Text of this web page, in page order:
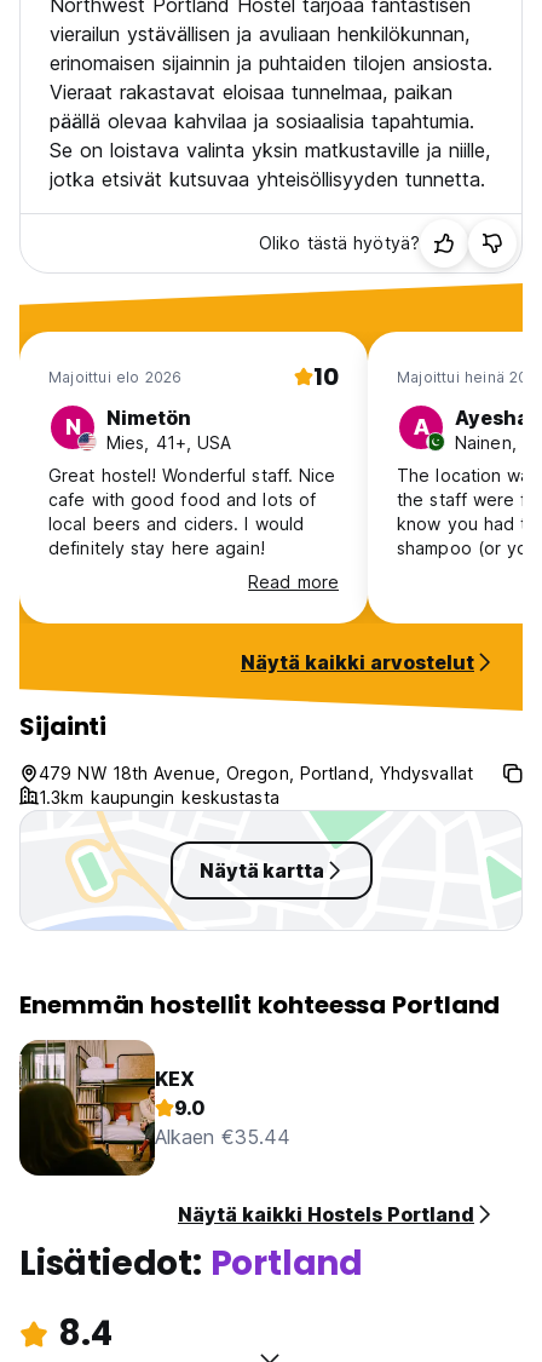
Northwest Portland Hostel tarjoaa fantastisen
vierailun ystävällisen ja avuliaan henkilökunnan,
erinomaisen sijainnin ja puhtaiden tilojen ansiosta.
Vieraat rakastavat eloisaa tunnelmaa, paikan
päällä olevaa kahvilaa ja sosiaalisia tapahtumia.
Se on loistava valinta yksin matkustaville ja niille,
jotka etsivät kutsuvaa yhteisöllisyyden tunnetta.
Oliko tästä hyötyä?
Majoittui elo 2026 10
N Nimetön
Mies, 41+, USA
Great hostel! Wonderful staff. Nice
cafe with good food and lots of
local beers and ciders. I would
definitely stay here again!
Read more
Majoittui heinä
A Ayesha
Nainen,
The location
the staff were
know you had
shampoo (or
You could put
room and
And no AC.
your side (no
little bigger
honestly. I liked
Näytä kaikki arvostelut
Sijainti
479 NW 18th Avenue, Oregon, Portland, Yhdysvallat
1.3km kaupungin keskustasta
Näytä kartta
Enemmän hostellit kohteessa Portland
KEX
9.0
Alkaen €35.44
Näytä kaikki Hostels Portland
Lisätiedot: Portland
8.4